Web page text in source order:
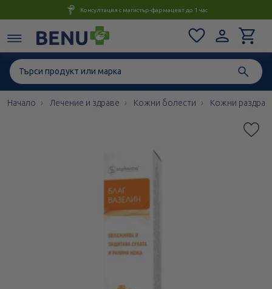
Консултация с магистър-фармацевт до 1 час
Начало Лечение и здраве Кожни болести Кожни